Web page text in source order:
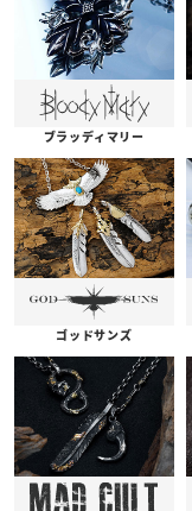
ブラッディマリー
ゴッドサンズ